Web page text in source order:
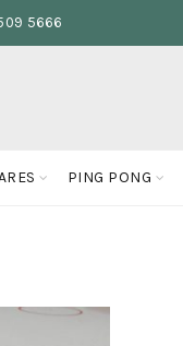
5666
PING PONG